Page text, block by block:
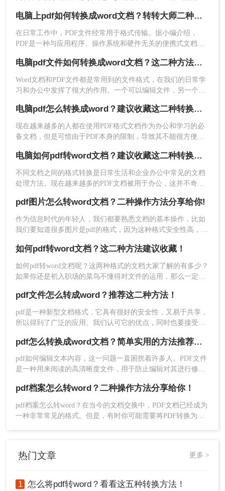
方法二：使用在线pdf转word工具
对于偶尔需要转换PDF文件或不想安装额外软件的
用户来说，在线PDF转Word工具是一个方便快捷的
选择。下面以转转大师在线工具操作为例。
操作如下：
1、进入转转大师PDF在线转换网页：
换成Word功能
2、点击选择文件，将需要转换的PDF格式的文件上
传，文件上传后，点击开始转换
3、转换完成后点击【下载】,保存文件即可.
而，PDF文件并不易于编辑，因此，将其转换为Word文档成为
了一种常见的需求。那么电脑上如何把pdf转换成word文档呢？
本文将介绍二种在电脑上将PDF转换成Word文档的实用方法。
电脑上pdf如何转换成word文档？转转大师二种操作方法分享给你!
在日常工作中，PDF文件经常用于格式传输。据小编介绍，
PDF是一种与应用程序、操作系统和硬件无关的便携式文档格
印机上。难怪PDF格式经常出现在办公文件传输中。然而，
PDF文件的编辑和操作更麻烦。此时，许多朋友问小编电脑上
pdf如何转换成word文档。将pdf转word确实是个好方法。让我
们看看如何转换吧！
电脑pdf文件如何转换成word文档？这二种方法轻松办到！
Word文档和PDF文件都是常用到的文件格式，在我们的日常学
习和办公中发挥了很大的作用。一个可以编辑文件，另一个可
成Word文档进行修改编辑，却不知道电脑pdf文件如何转换成
word文档。今天就和大家分享一下PDF转Word的2种简单方
法，想要了解的小伙伴们快来看一看吧！
电脑pdf怎么转换成word？建议收藏这二种转换方法！
现在越来越多的人都在使用PDF格式文档作为办公和学习的必
备文档，但是可惜由于PDF本身的限制，导致其不能很方便的
来，这里小编总结一些电脑pdf怎么转换成word的方法推荐给大
家，方便日常应用。
电脑如何pdf转word文档？建议收藏这二种转换方法！
不同文档之间的格式转换是日常生活和企业办公中常见的文档
处理方法。现在越来越多的PDF文档被用于办公，这并不奇
所以很多人喜欢以PDF格式发送文件。但这种格式只能阅读，
不能修改。如果需要修改这些PDF文件，我们应该如何操作？
将PDF文件转换为Word文档格式。那么电脑如何pdf转word文档
呢？今天，让我们与大家分享pdf转word的方法。让我们一起学
习。
pdf图片怎么转word文档？二种操作方法分享给你!
作为信息时代的年轻人，我们都要熟悉文档的基本操作，比如
我们要知道很多图片是pdf的格式，因为这种格式安全性高，稳
式，只有这样才能修改和排版。但是pdf图片怎么转word文档？
分享pdf转word文档的方法。
如何pdf转word文档？这二种方法建议收藏！
如何pdf转word文档呢？这两种格式的文档大家了解的有多少？
如果你还是初入职场的菜鸟不懂得对文件的运用，那么一定快
格式转换，比如说pdf转word文档，那么你知道什么有效又快速
的pdf转word方法方法吗？不知道的朋友可以往下看。
pdf文件怎么转成word？推荐这二种方法！
pdf是一种新型文档格式，它具有很好的安全性，又易于共享，
所以得到了广泛的应用。我们认可它的优点，同时也要接受它
法，有人说可以把pdf转换成word。下面我们先来看看pdf文件
怎么转成word方法。
pdf怎么转换成word文档？简单实用的方法推荐给你！
pdf如何编辑文本内容，这一问题一直困扰着许多人。PDF文件
是一种用来阅读的高清晰度文件，用于防止编辑对其进行修
档，然后直接在Word中修改，这样虽然多了个步骤，但是我们
也能如意的将文档内容修改，那么pdf怎么转换成word文档呢？
下面一起看看吧。
pdf档案怎么转word？二种操作方法分享给你！
pdf档案怎么转word？在当今的文档交换中，PDF文档已经成为
一种非常常见的格式。但是，有时你可能需要将PDF转换为
热门文章 更多 >
1 怎么将pdf转word？看看这五种转换方法！